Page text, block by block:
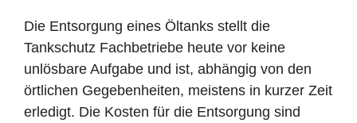
Die Entsorgung eines Öltanks stellt die
Tankschutz Fachbetriebe heute vor keine
unlösbare Aufgabe und ist, abhängig von den
örtlichen Gegebenheiten, meistens in kurzer Zeit
erledigt. Die Kosten für die Entsorgung sind